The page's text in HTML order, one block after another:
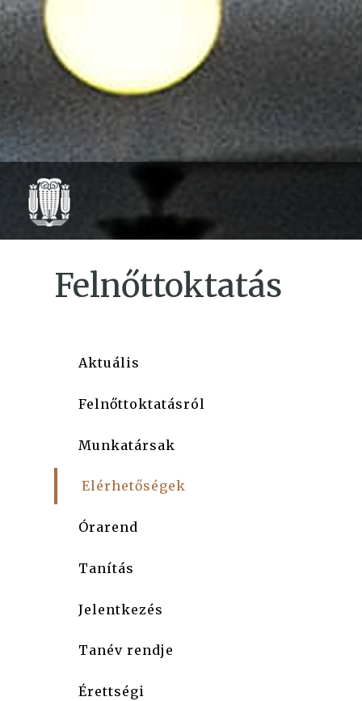
Felnőttoktatás
Aktuális
Felnőttoktatásról
Munkatársak
Elérhetőségek
Órarend
Tanítás
Jelentkezés
Tanév rendje
Érettségi